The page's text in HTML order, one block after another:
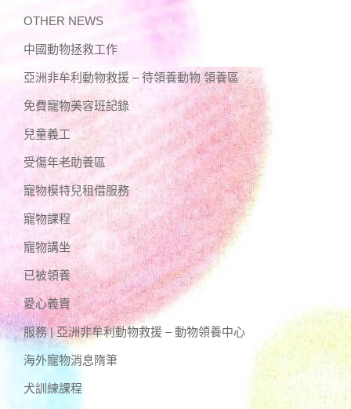
OTHER NEWS
中國動物拯救工作
亞洲非牟利動物救援 – 待領養動物 領養區
免費寵物美容班記錄
兒童義工
受傷年老助養區
寵物模特兒租借服務
寵物課程
寵物講坐
已被領養
愛心義賣
服務 | 亞洲非牟利動物救援 – 動物領養中心
海外寵物消息隋筆
犬訓練課程